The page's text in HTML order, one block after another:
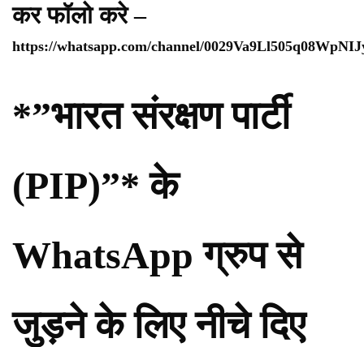
कर फॉलो करे –
https://whatsapp.com/channel/
*”भारत संरक्षण पार्टी
(PIP)”* के
WhatsApp ग्रुप से
जुड़ने के लिए नीचे दिए